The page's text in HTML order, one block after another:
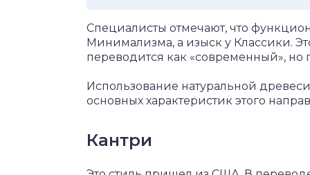
Специалисты отмечают, что
Минимализма, а изыск у Классики.
переводится как «современный»,
Использование натуральной
основных характеристик этого
Кантри